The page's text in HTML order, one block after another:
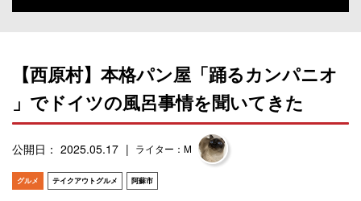
【西原村】本格パン屋「踊るカンパニオ
」でドイツの風呂事情を聞いてきた
公開日： 2025.05.17 ライター：M
グルメ テイクアウトグルメ 阿蘇市